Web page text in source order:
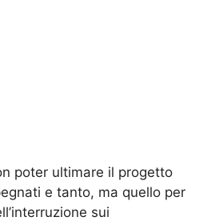
poter ultimare il progetto
e tanto, ma quello per
sui